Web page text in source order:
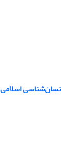
انسان‌شناسی اسلامی